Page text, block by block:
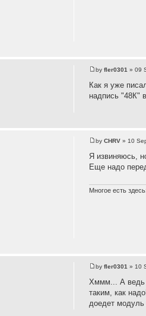
byfler0301 » 09
Как я уже
надпись "48К"
byCHRV » 10
Я извиняюсь,
Еще надо
Многое есть
byfler0301 » 10
Хммм... А ведь
таким, как
доедет модуль